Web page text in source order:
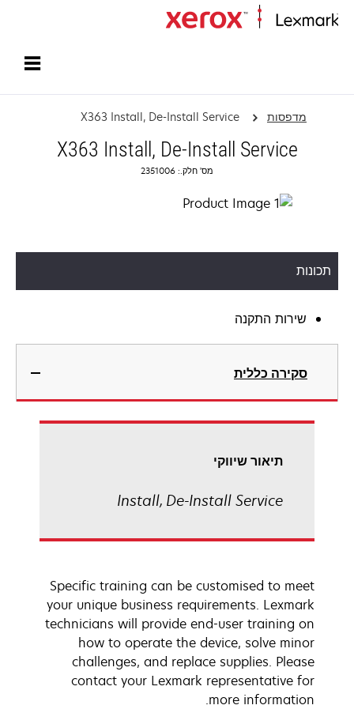
מדפסות X363 Install, De-Install Service
X363 Install, De-Install Service
מס' חלק.: 2351006
תכונות
שירות התקנה
סקירה כללית
תיאור שיווקי
Install, De-Install Service
Specific training can be customised to meet
your unique business requirements. Lexmark
technicians will provide end-user training on
how to operate the device, solve minor
challenges, and replace supplies. Please
contact your Lexmark representative for
more information.